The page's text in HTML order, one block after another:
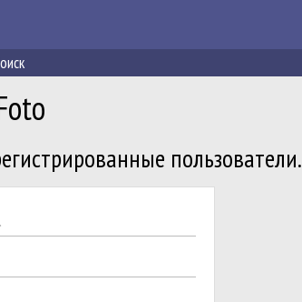
пользователи.